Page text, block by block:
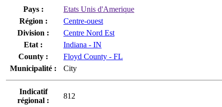
Pays :
Etats Unis d'Amerique
Région :
Centre-ouest
Division :
Centre Nord Est
Etat :
Indiana - IN
County :
Floyd County - FL
Municipalité :
City
Indicatif
régional :
812